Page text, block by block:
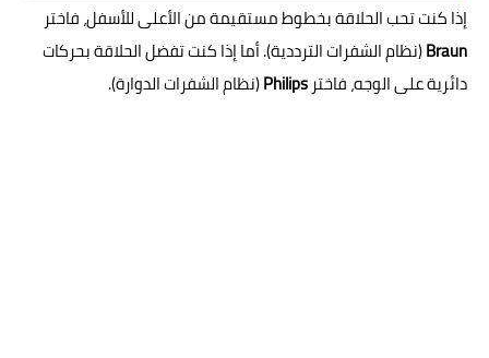
إذا كنت تحب الحلاقة بخطوط مستقيمة من الأعلى للأسفل، فاختر
Braun(نظام الشفرات الترددية). أما إذا كنت تفضل الحلاقة بحركات
دائرية على الوجه، فاختر Philips(نظام الشفرات الدوارة).